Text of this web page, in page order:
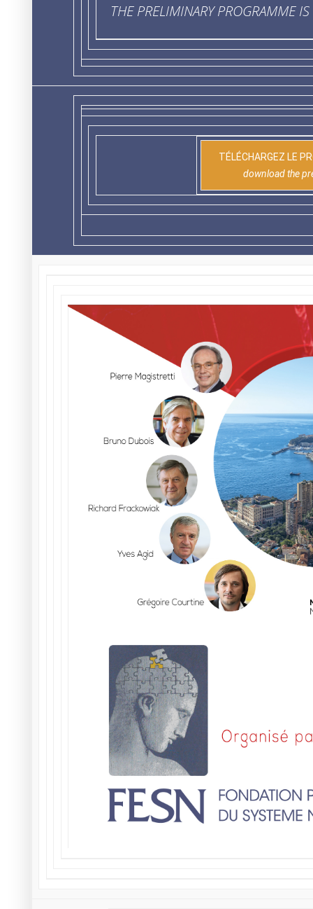
THE PRELIMINARY PROGRAMME
TÉLÉCHARGEZ LE
download the